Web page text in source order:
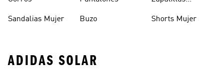
Sandalias Mujer Buzo
Shorts Mujer
ADIDAS SOLAR